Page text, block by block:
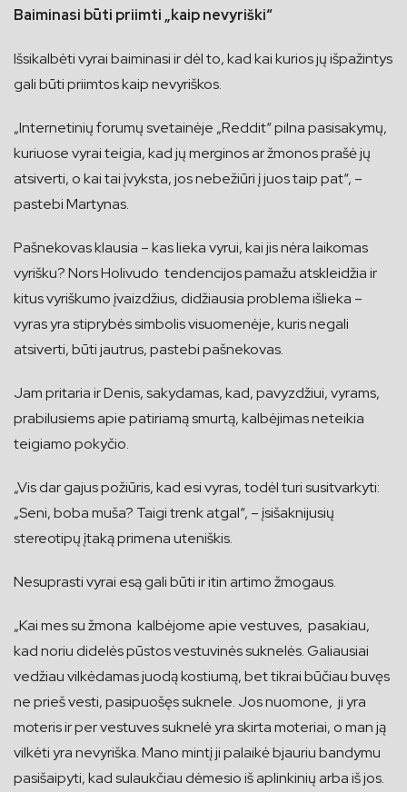
Baiminasi būti priimti „kaip nevyriški“
Išsikalbėti vyrai baiminasi ir dėl to, kad kai kurios jų išpažintys
gali būti priimtos kaip nevyriškos.
„Internetinių forumų svetainėje „Reddit“ pilna pasisakymų,
kuriuose vyrai teigia, kad jų merginos ar žmonos prašė jų
atsiverti, o kai tai įvyksta, jos nebežiūri į juos taip pat“, –
pastebi Martynas.
Pašnekovas klausia – kas lieka vyrui, kai jis nėra laikomas
vyrišku? Nors Holivudo tendencijos pamažu atskleidžia ir
kitus vyriškumo įvaizdžius, didžiausia problema išlieka –
vyras yra stiprybės simbolis visuomenėje, kuris negali
atsiverti, būti jautrus, pastebi pašnekovas.
Jam pritaria ir Denis, sakydamas, kad, pavyzdžiui, vyrams,
prabilusiems apie patiriamą smurtą, kalbėjimas neteikia
teigiamo pokyčio.
„Vis dar gajus požiūris, kad esi vyras, todėl turi susitvarkyti:
„Seni, boba muša? Taigi trenk atgal“, – įsišaknijusių
stereotipų įtaką primena uteniškis.
Nesuprasti vyrai esą gali būti ir itin artimo žmogaus.
„Kai mes su žmona kalbėjome apie vestuves, pasakiau,
kad noriu didelės pūstos vestuvinės suknelės. Galiausiai
vedžiau vilkėdamas juodą kostiumą, bet tikrai būčiau buvęs
ne prieš vesti, pasipuošęs suknele. Jos nuomone, ji yra
moteris ir per vestuves suknelė yra skirta moteriai, o man ją
vilkėti yra nevyriška. Mano mintį ji palaikė bjauriu bandymu
pasišaipyti, kad sulaukčiau dėmesio iš aplinkinių arba iš jos.